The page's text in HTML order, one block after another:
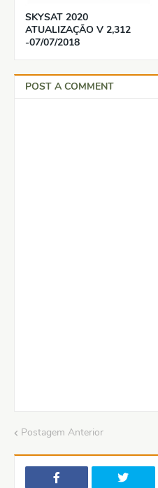
SKYSAT 2020
ATUALIZAÇÃO V 2,312
-07/07/2018
POST A COMMENT
Postagem Anterior